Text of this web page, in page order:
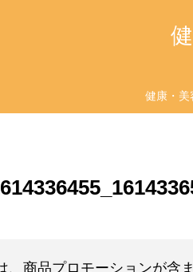
健康・美
商品プロモーションが含